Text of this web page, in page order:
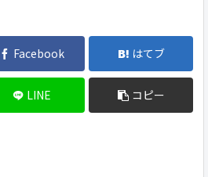
Facebook はてブ
LINE コピー